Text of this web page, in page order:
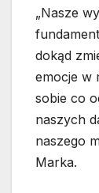
„Nasze
dokąd
emocje w
sobie co
naszych
naszego
Marka.